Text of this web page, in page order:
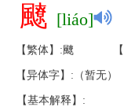
飉 [liáo]
【繁体】:飉
【异体字】:（暂无）
【基本解释】: